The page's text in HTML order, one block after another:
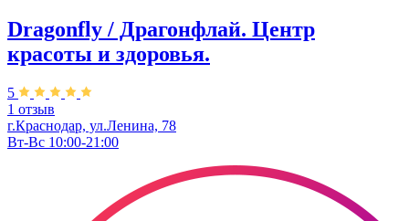
Dragonfly / Драгонфлай. Центр
красоты и здоровья.
5
1 отзыв
г.Краснодар, ул.Ленина, 78
Вт-Вс 10:00-21:00